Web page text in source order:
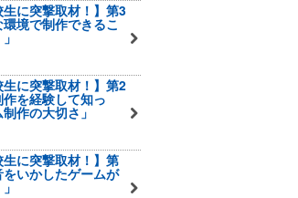
生に突撃取材！】第3
境で制作できるこ
生に突撃取材！】第2
を経験して知っ
作の大切さ」
生に突撃取材！】第
をいかしたゲームが